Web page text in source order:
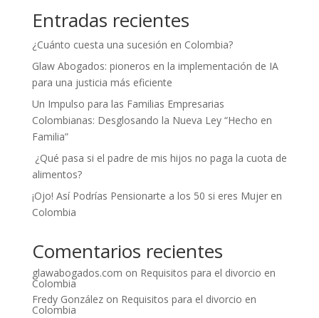
Entradas recientes
¿Cuánto cuesta una sucesión en Colombia?
Glaw Abogados: pioneros en la implementación de IA
para una justicia más eficiente
Un Impulso para las Familias Empresarias
Colombianas: Desglosando la Nueva Ley “Hecho en
Familia”
¿Qué pasa si el padre de mis hijos no paga la cuota de
alimentos?
¡Ojo! Así Podrías Pensionarte a los 50 si eres Mujer en
Colombia
Comentarios recientes
glawabogados.com on Requisitos para el divorcio en
Colombia
Fredy Gonzálezon Requisitos para el divorcio en
Colombia